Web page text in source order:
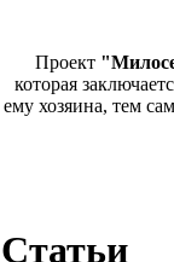
Проект
которая
ему хозяина, тем
Статьи